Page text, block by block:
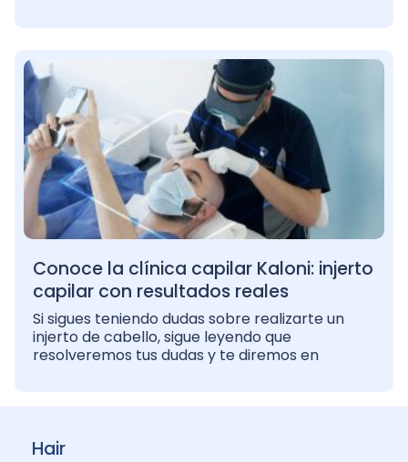
Conoce la clínica capilar Kaloni: injerto
capilar con resultados reales
Si sigues teniendo dudas sobre realizarte un
injerto de cabello, sigue leyendo que
resolveremos tus dudas y te diremos en
Hair